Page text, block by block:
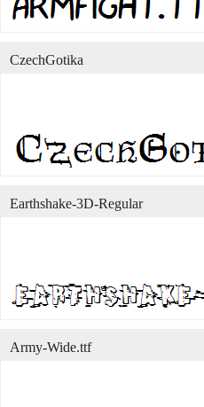
CzechGotika
Earthshake-3D-Regular
Army-Wide.ttf